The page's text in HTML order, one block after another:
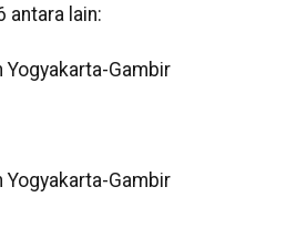
antara lain:
Yogyakarta-Gambir
Yogyakarta-Gambir